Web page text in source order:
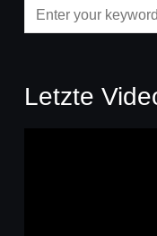
Letzte